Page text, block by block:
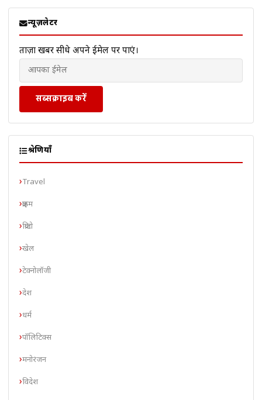
न्यूज़लेटर
ताज़ा खबरें सीधे अपने ईमेल पर पाएं।
सब्सक्राइब करें
श्रेणियाँ
Travel
क्राइम
क्रिप्टो
खेल
टेक्नोलॉजी
देश
धर्म
पॉलिटिक्स
मनोरंजन
विदेश